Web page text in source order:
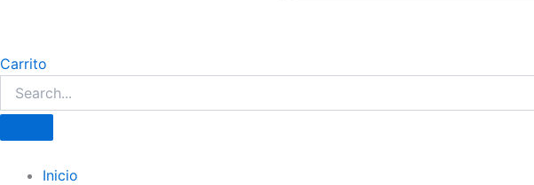
Carrito
Inicio